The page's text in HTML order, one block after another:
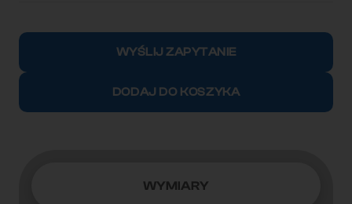
morski
(20'DC)
WYŚLIJ ZAPYTANIE
DODAJ DO KOSZYKA
WYMIARY